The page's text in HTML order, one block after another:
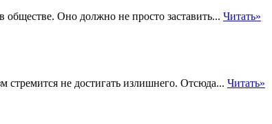
обществе. Оно должно не просто заставить... Читать»
не достигать излишнего. Отсюда... Читать»